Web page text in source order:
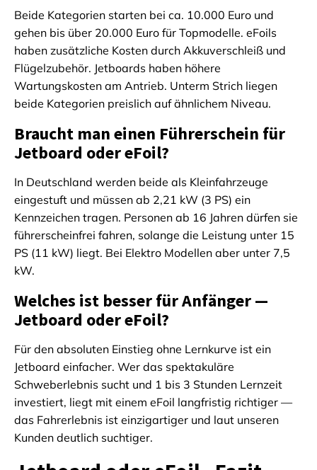
Beide Kategorien starten bei ca. 10.000 Euro und
gehen bis über 20.000 Euro für Topmodelle. eFoils
haben zusätzliche Kosten durch Akkuverschleiß und
Flügelzubehör. Jetboards haben höhere
Wartungskosten am Antrieb. Unterm Strich liegen
beide Kategorien preislich auf ähnlichem Niveau.
Braucht man einen Führerschein für
Jetboard oder eFoil?
In Deutschland werden beide als Kleinfahrzeuge
eingestuft und müssen ab 2,21 kW (3 PS) ein
Kennzeichen tragen. Personen ab 16 Jahren dürfen sie
führerscheinfrei fahren, solange die Leistung unter 15
PS (11 kW) liegt. Bei Elektro Modellen aber unter 7,5
kW.
Welches ist besser für Anfänger —
Jetboard oder eFoil?
Für den absoluten Einstieg ohne Lernkurve ist ein
Jetboard einfacher. Wer das spektakuläre
Schweberlebnis sucht und 1 bis 3 Stunden Lernzeit
investiert, liegt mit einem eFoil langfristig richtiger —
das Fahrerlebnis ist einzigartiger und laut unseren
Kunden deutlich suchtiger.